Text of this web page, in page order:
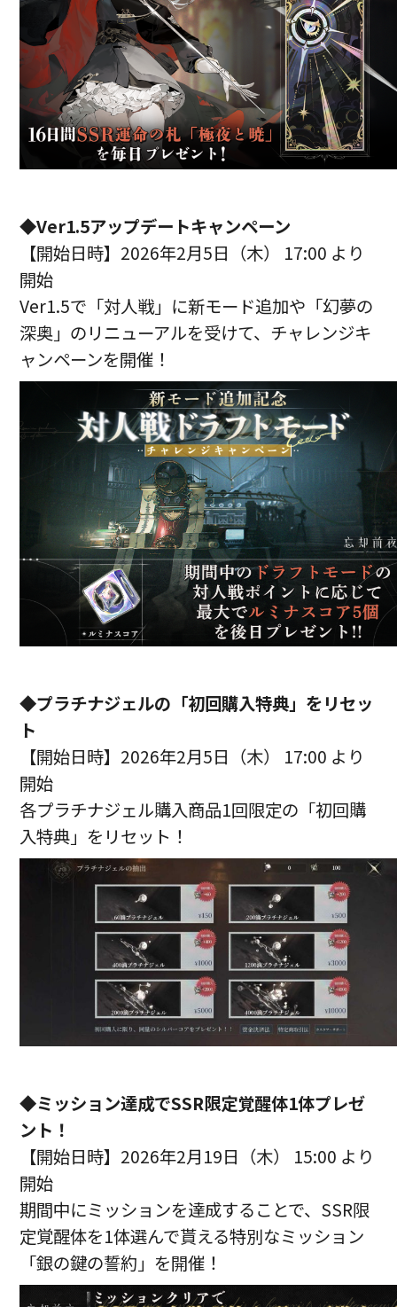
◆Ver1.5アップデートキャンペーン
【開始日時】2026年2月5日（木） 17:00 より
開始
Ver1.5で「対人戦」に新モード追加や「幻夢の
深奥」のリニューアルを受けて、チャレンジキ
ャンペーンを開催！
◆プラチナジェルの「初回購入特典」をリセッ
ト
【開始日時】2026年2月5日（木） 17:00 より
開始
各プラチナジェル購入商品1回限定の「初回購
入特典」をリセット！
◆ミッション達成でSSR限定覚醒体1体プレゼ
ント！
【開始日時】2026年2月19日（木） 15:00 より
開始
期間中にミッションを達成することで、SSR限
定覚醒体を1体選んで貰える特別なミッション
「銀の鍵の誓約」を開催！